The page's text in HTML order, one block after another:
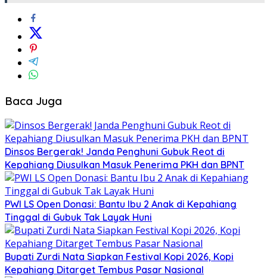
Baca Juga
Dinsos Bergerak! Janda Penghuni Gubuk Reot di
Kepahiang Diusulkan Masuk Penerima PKH dan BPNT
PWI LS Open Donasi: Bantu Ibu 2 Anak di Kepahiang
Tinggal di Gubuk Tak Layak Huni
Bupati Zurdi Nata Siapkan Festival Kopi 2026, Kopi
Kepahiang Ditarget Tembus Pasar Nasional